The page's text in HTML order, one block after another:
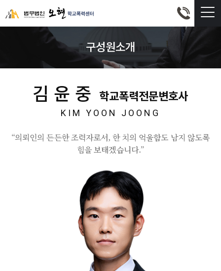
구성원소개
김윤중 학교폭력전문변호사
KIM YOON JOONG
“의뢰인의 든든한 조력자로서, 한 치의 억울함도 남지 않도록
힘을 보태겠습니다.”